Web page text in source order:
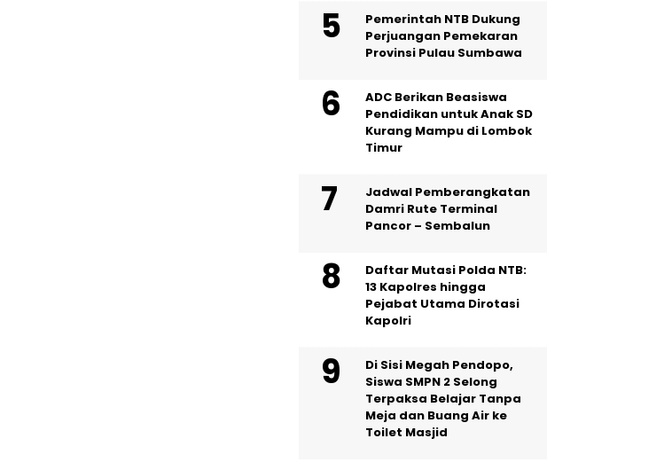
Pemerintah NTB Dukung
Perjuangan Pemekaran
Provinsi Pulau Sumbawa
ADC Berikan Beasiswa
Pendidikan untuk Anak SD
Kurang Mampu di Lombok
Timur
Jadwal Pemberangkatan
Damri Rute Terminal
Pancor – Sembalun
Daftar Mutasi Polda NTB:
13 Kapolres hingga
Pejabat Utama Dirotasi
Kapolri
Di Sisi Megah Pendopo,
Siswa SMPN 2 Selong
Terpaksa Belajar Tanpa
Meja dan Buang Air ke
Toilet Masjid